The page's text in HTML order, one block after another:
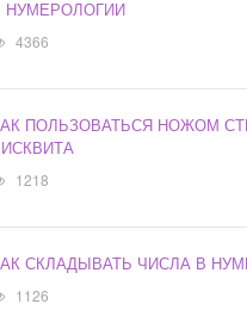
НУМЕРОЛОГИИ
4366
ПОЛЬЗОВАТЬСЯ НОЖОМ
1218
СКЛАДЫВАТЬ ЧИСЛА В
1126